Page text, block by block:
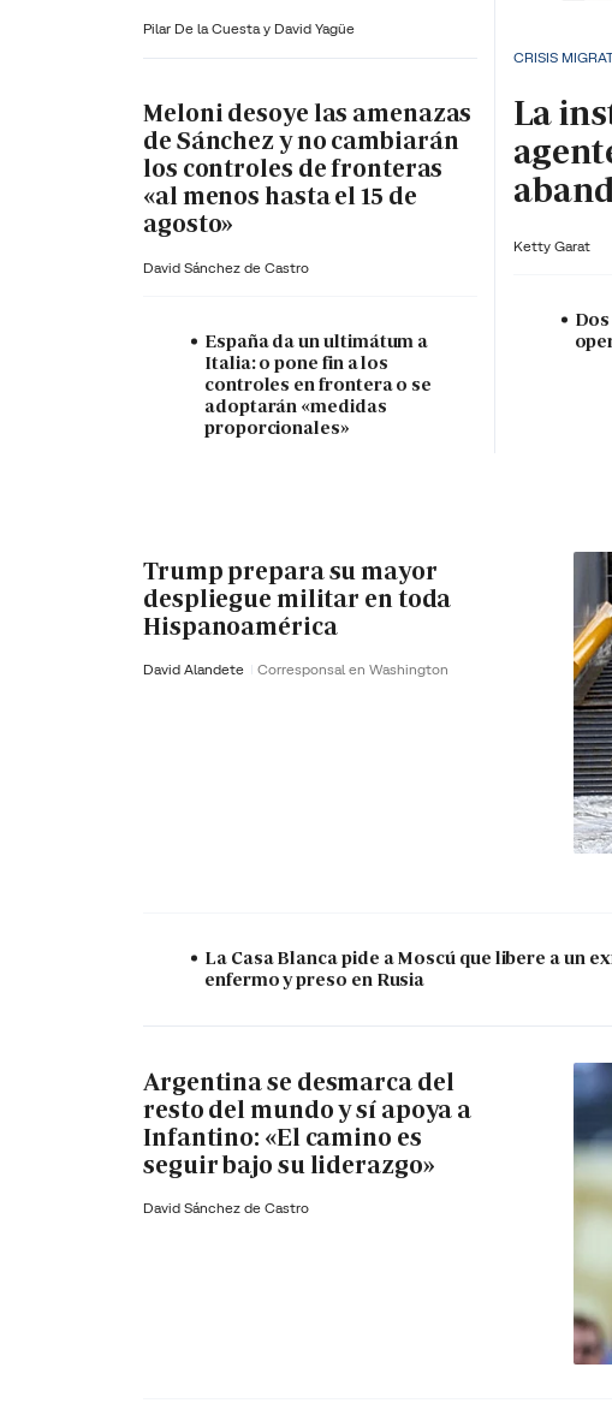
Pilar De la Cuesta y David Yagüe
Meloni desoye las amenazas
de Sánchez y no cambiarán
los controles de fronteras
«al menos hasta el 15 de
agosto»
David Sánchez de Castro
España da un ultimátum a
Italia: o pone fin a los
controles en frontera o se
adoptarán «medidas
proporcionales»
CRISIS
La
Ketty Garat
Trump prepara su mayor
despliegue militar en toda
Hispanoamérica
David Alandete Corresponsal en Washington
La Casa Blanca pide a Moscú que libere a un
enfermo y preso en Rusia
Argentina se desmarca del
resto del mundo y sí apoya a
Infantino: «El camino es
seguir bajo su liderazgo»
David Sánchez de Castro